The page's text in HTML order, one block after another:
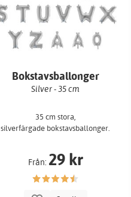
Bokstavsballonger
Silver - 35 cm
35 cm stora,
silverfärgade bokstavsballonger.
Från: 29 kr